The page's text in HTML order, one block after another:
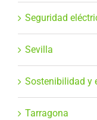
Seguridad
Sevilla
Sostenibilidad y
Tarragona